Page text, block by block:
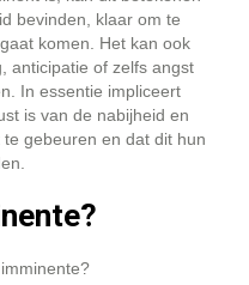
bevinden, klaar om te
komen. Het kan ook
anticipatie of zelfs angst
In essentie impliceert
is van de nabijheid en
gebeuren en dat dit hun